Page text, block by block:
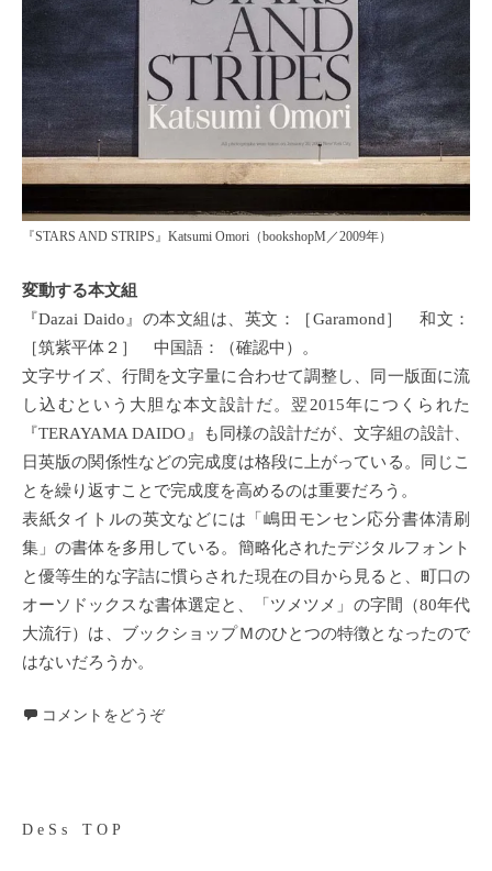
『STARS AND STRIPS』Katsumi Omori（bookshopM／2009年）
変動する本文組
『Dazai Daido』の本文組は、英文：［Garamond］ 和文：
［筑紫平体２］ 中国語：（確認中）。
文字サイズ、行間を文字量に合わせて調整し、同一版面に流
し込むという大胆な本文設計だ。翌2015年につくられた
『TERAYAMA DAIDO』も同様の設計だが、文字組の設計、
日英版の関係性などの完成度は格段に上がっている。同じこ
とを繰り返すことで完成度を高めるのは重要だろう。
表紙タイトルの英文などには「嶋田モンセン応分書体清刷
集」の書体を多用している。簡略化されたデジタルフォント
と優等生的な字詰に慣らされた現在の目から見ると、町口の
オーソドックスな書体選定と、「ツメツメ」の字間（80年代
大流行）は、ブックショップＭのひとつの特徴となったので
はないだろうか。
コメントをどうぞ
D e S s T O P